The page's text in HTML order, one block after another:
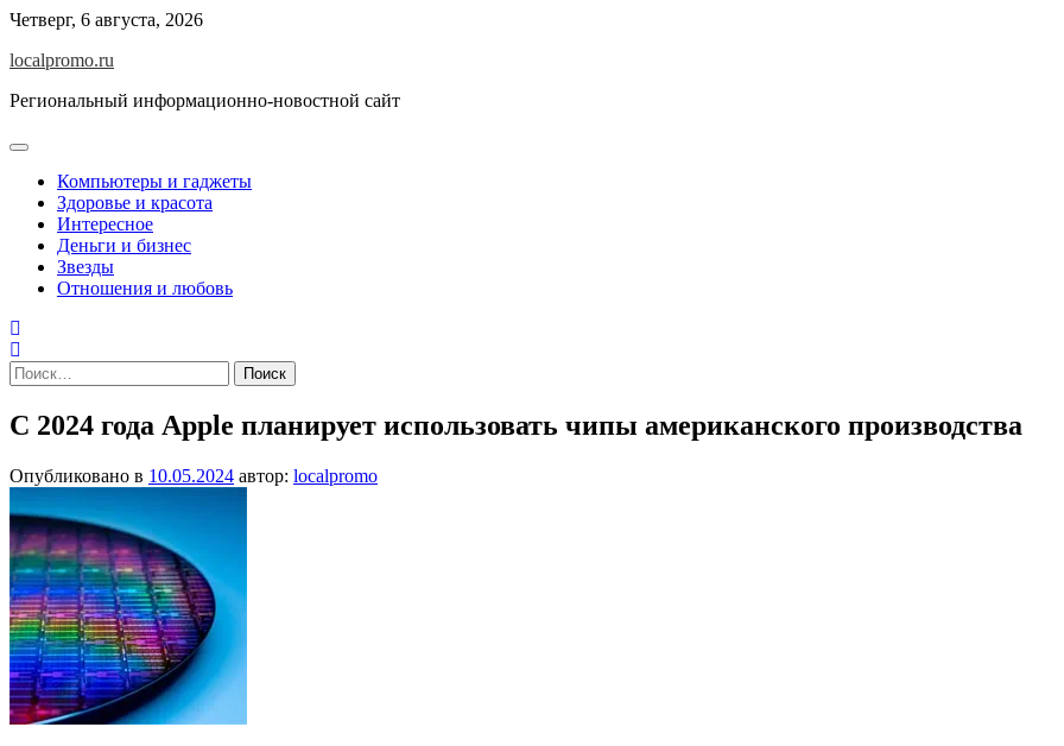
Перейти
содержимому
Четверг, 6 августа, 2026
localpromo.ru
Региональный информационно-новостной сайт
Компьютеры и гаджеты
Здоровье и красота
Интересное
Деньги и бизнес
Звезды
Отношения и любовь
Найти:
С 2024 года Apple планирует использовать чипы американского производства
Опубликовано в 10.05.2024 автор: localpromo